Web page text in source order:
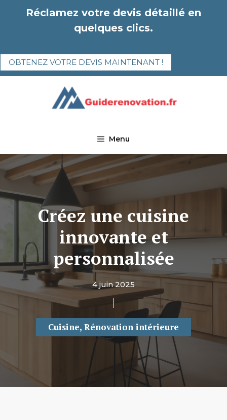
Réclamez votre devis détaillé en
quelques clics.
OBTENEZ VOTRE DEVIS MAINTENANT !
Menu
Créez une cuisine
innovante et
personnalisée
4 juin 2025
Cuisine, Rénovation intérieure